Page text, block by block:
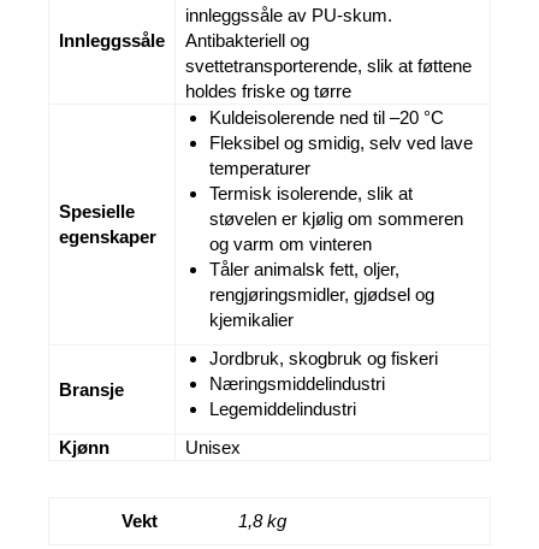
Innleggssåle
innleggssåle av PU-skum.
Antibakteriell og
svettetransporterende, slik at føttene
holdes friske og tørre
Spesielle
egenskaper
Kuldeisolerende ned til –20 °C
Fleksibel og smidig, selv ved lave
temperaturer
Termisk isolerende, slik at
støvelen er kjølig om sommeren
og varm om vinteren
Tåler animalsk fett, oljer,
rengjøringsmidler, gjødsel og
kjemikalier
Bransje
Jordbruk, skogbruk og fiskeri
Næringsmiddelindustri
Legemiddelindustri
Kjønn
Unisex
Vekt 1,8 kg